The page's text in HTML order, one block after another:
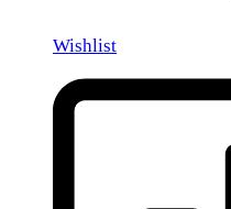
Wishlist